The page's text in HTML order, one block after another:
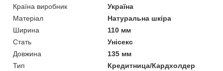
Країна виробник
Україна
Матеріал
Натуральна шкіра
Ширина
110 мм
Стать
Унісекс
Довжина
135 мм
Тип
Кредитница/Кардхолдер